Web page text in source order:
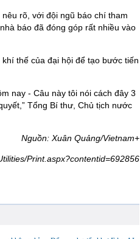
rõ, với đội ngũ báo chí tham
báo đã đóng góp rất nhiều vào
thế của đại hội để tạo bước tiến
nay - Câu này tôi nói cách đây 3
Tổng Bí thư, Chủ tịch nước
Nguồn: Xuân Quảng/Vietnam+
Print.aspx?contentid=692856